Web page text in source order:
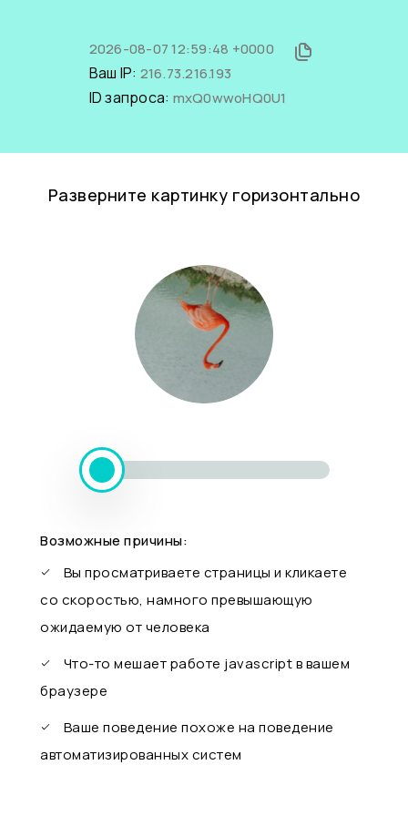
2026-08-07 12:59:48 +0000
Ваш IP: 216.73.216.193
ID запроса: mxQ0wwoHQ0U1
Разверните картинку горизонтально
Возможные причины:
Вы просматриваете страницы и кликаете
со скоростью, намного превышающую
ожидаемую от человека
Что-то мешает работе javascript в вашем
браузере
Ваше поведение похоже на поведение
автоматизированных систем